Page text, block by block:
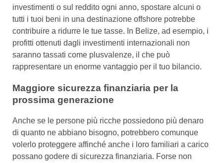
investimenti o sul reddito ogni anno, spostare alcuni o
tutti i tuoi beni in una destinazione offshore potrebbe
contribuire a ridurre le tue tasse. In Belize, ad esempio, i
profitti ottenuti dagli investimenti internazionali non
saranno tassati come plusvalenze, il che può
rappresentare un enorme vantaggio per il tuo bilancio.
Maggiore sicurezza finanziaria per la
prossima generazione
Anche se le persone più ricche possiedono più denaro
di quanto ne abbiano bisogno, potrebbero comunque
volerlo proteggere affinché anche i loro familiari a carico
possano godere di sicurezza finanziaria. Forse non